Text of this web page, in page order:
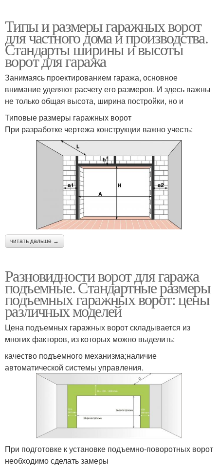
Типы и размеры гаражных ворот
для частного дома и производства.
Стандарты ширины и высоты
ворот для гаража
Занимаясь проектированием гаража, основное
внимание уделяют расчету его размеров. И здесь важны
не только общая высота, ширина постройки, но и
Типовые размеры гаражных ворот
При разработке чертежа конструкции важно учесть:
читать дальше →
Разновидности ворот для гаража
подъемные. Стандартные размеры
подъемных гаражных ворот: цены
различных моделей
Цена подъемных гаражных ворот складывается из
многих факторов, из которых можно выделить:
качество подъемного механизма;наличие
автоматической системы управления.
При подготовке к установке подъемно-поворотных ворот
необходимо сделать замеры